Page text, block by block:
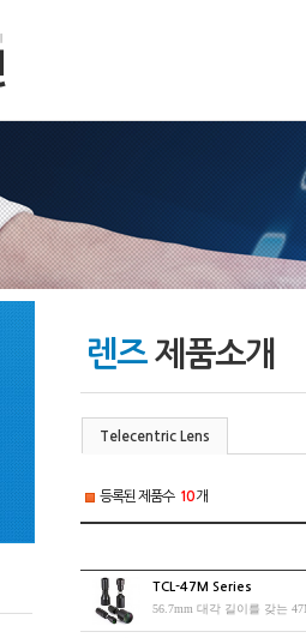
렌즈제품소개
Telecentric Lens
등록된 제품수 10개
TCL-47M Series